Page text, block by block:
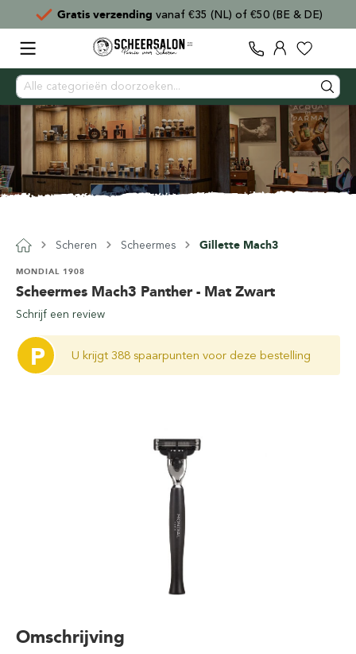
Gratis verzending vanaf €35 (NL) of €50 (BE & DE)
Scheren Scheermes Gillette Mach3
Scheermes Mach3 Panther - Mat Zwart
MONDIAL 1908
Schrijf een review
P U krijgt 388 spaarpunten voor deze bestelling
Omschrijving